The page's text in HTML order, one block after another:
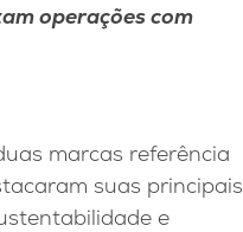
operações com
marcas referência
suas principais
e